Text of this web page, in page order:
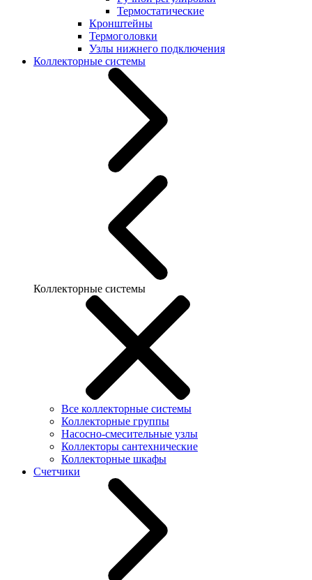
Термостатические
Кронштейны
Термоголовки
Узлы нижнего подключения
Коллекторные системы
Коллекторные системы
Все коллекторные системы
Коллекторные группы
Насосно-смесительные узлы
Коллекторы сантехнические
Коллекторные шкафы
Счетчики